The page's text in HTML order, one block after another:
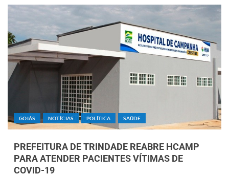
GOIÁS NOTÍCIAS POLÍTICA SAÚDE
PREFEITURA DE TRINDADE REABRE HCAMP
PARA ATENDER PACIENTES VÍTIMAS DE
COVID-19